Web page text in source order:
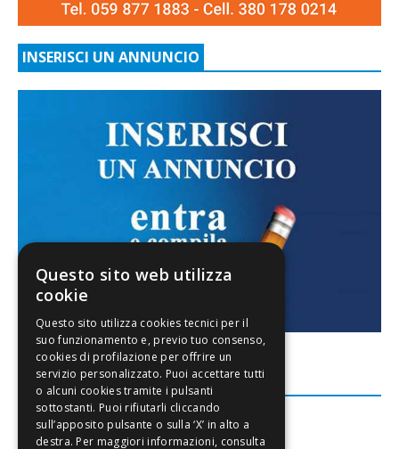
INSERISCI UN ANNUNCIO
FACEBOOK
Questo sito web utilizza
cookie